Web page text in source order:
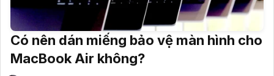
Có nên dán miếng bảo vệ màn hình cho
MacBook Air không?